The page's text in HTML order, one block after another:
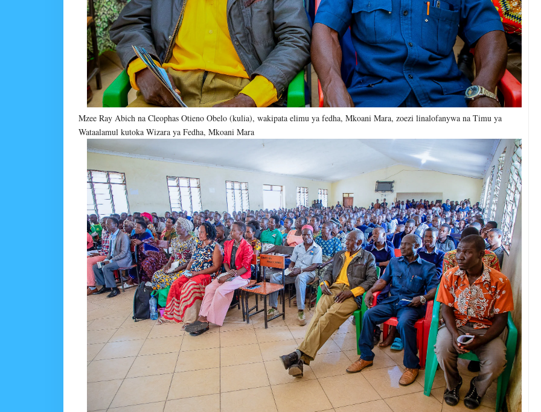
Mzee Ray Abich na Cleophas Otieno Obelo (kulia), wakipata elimu ya fedha, Mkoani Mara, zoezi linalofanywa na Timu ya
Wataalamul kutoka Wizara ya Fedha, Mkoani Mara